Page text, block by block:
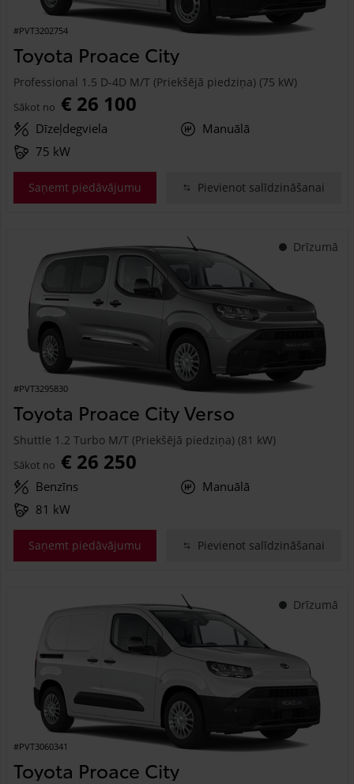
#PVT3202754
Toyota Proace City
Professional 1.5 D-4D M/T (Priekšējā piedziņa) (75 kW)
Sākot no € 26 100
Dīzeļdegviela
Manuālā
75 kW
Saņemt piedāvājumu Pievienot salīdzināšanai
Drīzumā
#PVT3295830
Toyota Proace City Verso
Shuttle 1.2 Turbo M/T (Priekšējā piedziņa) (81 kW)
Sākot no € 26 250
Benzīns
Manuālā
81 kW
Saņemt piedāvājumu Pievienot salīdzināšanai
Drīzumā
#PVT3060341
Toyota Proace City